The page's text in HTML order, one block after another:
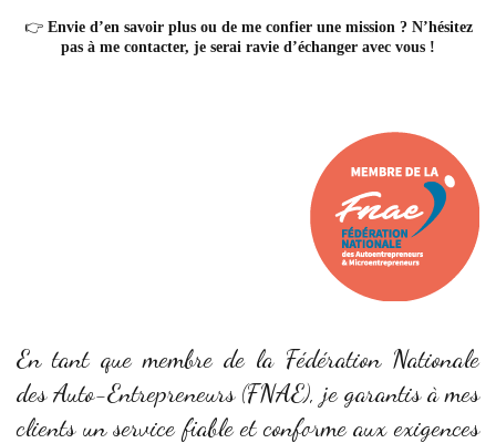
👉 Envie d’en savoir plus ou de me confier une mission ? N’hésitez
pas à me contacter, je serai ravie d’échanger avec vous !
En tant que membre de la Fédération Nationale
des Auto-Entrepreneurs (FNAE), je garantis à mes
clients un service fiable et conforme aux exigences